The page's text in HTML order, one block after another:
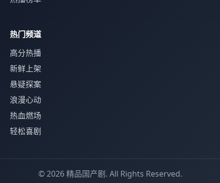
热门频道
高分热播
新鲜上架
悬疑探案
浪漫心动
热血燃场
轻松喜剧
© 2026 精品国产剧. All Rights Reserved.